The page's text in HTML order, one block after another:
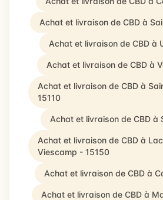
Achat et livraison de CBD à
Achat et livraison de CBD à
Achat et livraison de CBD à
Achat et livraison de CBD à
15110
Achat et livraison de CBD à
Achat et livraison de CBD à
Viescamp - 15150
Achat et livraison de CBD à
Achat et livraison de CBD à